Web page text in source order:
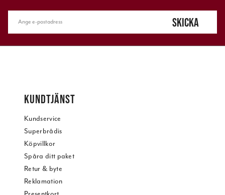
SKICKA
KUNDTJÄNST
Kundservice
Superbrådis
Köpvillkor
Spåra ditt paket
Retur & byte
Reklamation